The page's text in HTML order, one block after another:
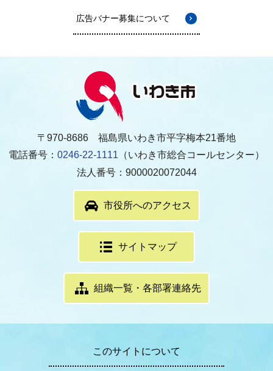
広告バナー募集について
〒970-8686 福島県いわき市平字梅本21番地
電話番号： 0246-22-1111 （いわき市総合コールセンター）
法人番号：9000020072044
市役所へのアクセス
サイトマップ
組織一覧・各部署連絡先
このサイトについて